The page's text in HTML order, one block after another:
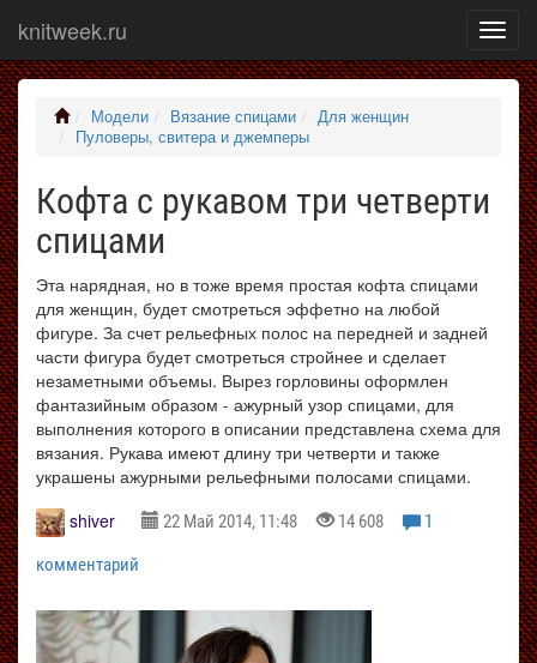
меню
knitweek.ru
Модели Вязание спицами
Для женщин
Пуловеры, свитера и джемперы
Кофта с рукавом три четверти
спицами
Эта нарядная, но в тоже время простая кофта спицами
для женщин, будет смотреться эффетно на любой
фигуре. За счет рельефных полос на передней и задней
части фигура будет смотреться стройнее и сделает
незаметными объемы. Вырез горловины оформлен
фантазийным образом - ажурный узор спицами, для
выполнения которого в описании представлена схема для
вязания. Рукава имеют длину три четверти и также
украшены ажурными рельефными полосами спицами.
shiver
22 Май 2014, 11:48 14 608
1
комментарий